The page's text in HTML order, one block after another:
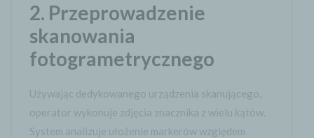
2. Przeprowadzenie
skanowania
fotogrametrycznego
Używając dedykowanego urządzenia skanującego,
operator wykonuje zdjęcia znacznika z wielu kątów.
System analizuje ułożenie markerów względem